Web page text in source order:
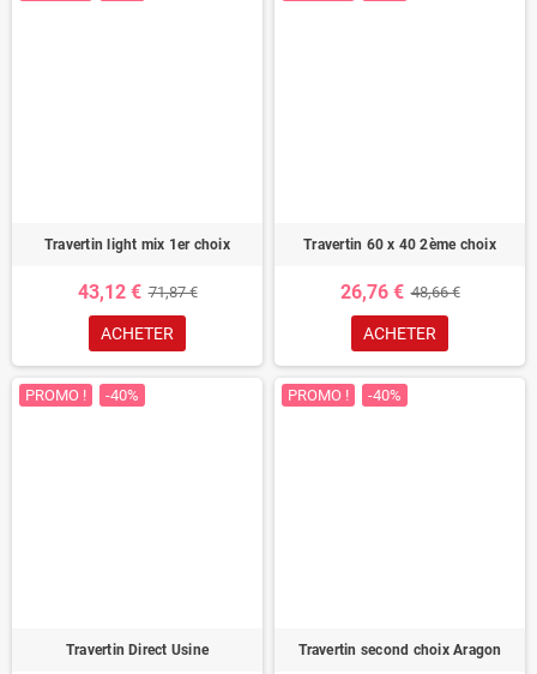
Travertin light mix 1er choix
43,12 € 71,87 €
ACHETER
Travertin 60 x 40 2ème choix
26,76 € 48,66 €
ACHETER
PROMO ! -40%
Travertin Direct Usine
PROMO ! -40%
Travertin second choix Aragon